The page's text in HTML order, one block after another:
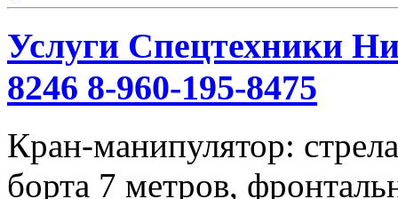
Услуги Спецтехники
8246 8-960-195-8475
Кран-манипулятор:
борта 7 метров,